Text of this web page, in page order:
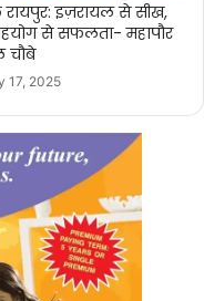
रायपुर: इज़रायल से सीख,
से सफलता- महापौर
चौबे
17, 2025